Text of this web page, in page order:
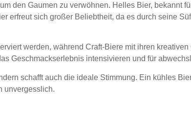
den Gaumen zu verwöhnen. Helles Bier, bekannt
erfreut sich großer Beliebtheit, da es durch seine
werden, während Craft-Biere mit ihren
Geschmackserlebnis intensivieren und für
schafft auch die ideale Stimmung. Ein kühles
unvergesslich.